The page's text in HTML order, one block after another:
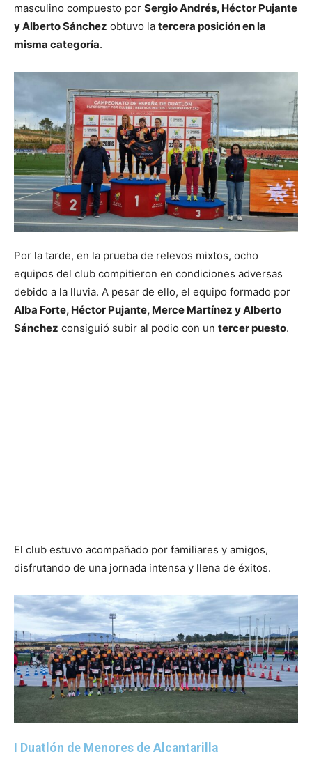
masculino compuesto por Sergio Andrés, Héctor Pujante
y Alberto Sánchez obtuvo la tercera posición en la
misma categoría.
Por la tarde, en la prueba de relevos mixtos, ocho
equipos del club compitieron en condiciones adversas
debido a la lluvia. A pesar de ello, el equipo formado por
Alba Forte, Héctor Pujante, Merce Martínez y Alberto
Sánchez consiguió subir al podio con un tercer puesto.
El club estuvo acompañado por familiares y amigos,
disfrutando de una jornada intensa y llena de éxitos.
I Duatlón de Menores de Alcantarilla